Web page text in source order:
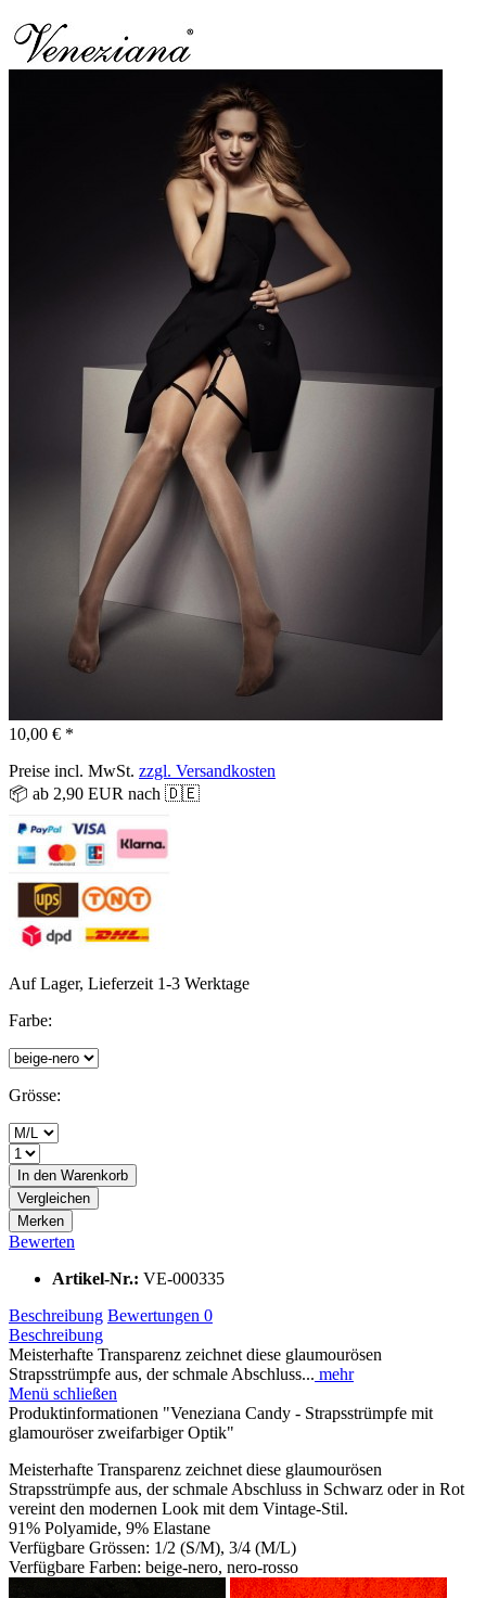
10,00 € *
Preise incl. MwSt. zzgl. Versandkosten
📦 ab 2,90 EUR nach 🇩🇪
Auf Lager, Lieferzeit 1-3 Werktage
Farbe:
Grösse:
In den Warenkorb
Vergleichen
Merken
Bewerten
Artikel-Nr.: VE-000335
Beschreibung Bewertungen 0
Beschreibung
Meisterhafte Transparenz zeichnet diese glaumourösen
Strapsstrümpfe aus, der schmale Abschluss... mehr
Menü schließen
Produktinformationen "Veneziana Candy - Strapsstrümpfe mit
glamouröser zweifarbiger Optik"
Meisterhafte Transparenz zeichnet diese glaumourösen
Strapsstrümpfe aus, der schmale Abschluss in Schwarz oder in Rot
vereint den modernen Look mit dem Vintage-Stil.
91% Polyamide, 9% Elastane
Verfügbare Grössen: 1/2 (S/M), 3/4 (M/L)
Verfügbare Farben: beige-nero, nero-rosso